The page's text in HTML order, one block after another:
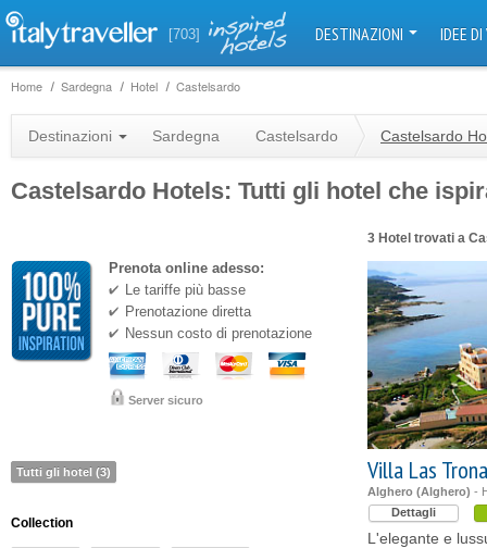
[703] DESTINAZIONI IDEE
Home Sardegna Hotel Castelsardo
Destinazioni Sardegna Castelsardo Castelsardo
Castelsardo Hotels: Tutti gli hotel che
3 Hotel trovati a
Villa Las
Alghero (Alghero) -
Dettagli
L'elegante e
Prenota online adesso:
Le tariffe più basse
Prenotazione diretta
Nessun costo di prenotazione
Server sicuro
Tutti gli hotel (3)
Collection